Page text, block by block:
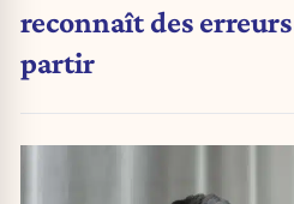
reconnaît des
partir